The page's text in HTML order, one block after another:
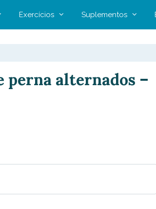
Exercícios Suplementos
perna alternados –